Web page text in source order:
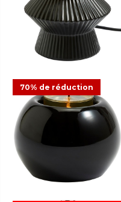
CHF 16.48
CHF 32.95
Offre
AJOUTER AU PANIER
Diffuseur électrique
ScentGlow® Pinstripes noir
CHF 27.00
70% de réduction
AJOUTER AU PANIER